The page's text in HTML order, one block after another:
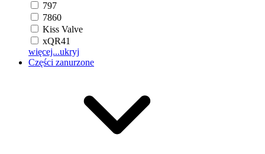
797
7860
Kiss Valve
xQR41
więcej...ukryj
Części zanurzone